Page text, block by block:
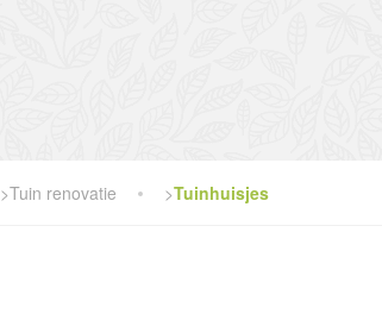
>Tuin renovatie >Tuinhuisjes